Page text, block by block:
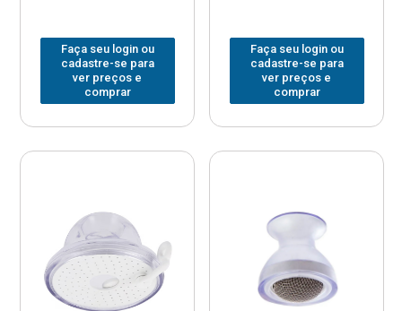
Faça seu login ou
cadastre-se para
ver preços e
comprar
Faça seu login ou
cadastre-se para
ver preços e
comprar